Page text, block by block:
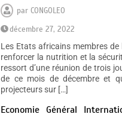
parCONGOLEO
décembre 27, 2022
Les Etats africains membres de
renforcer la nutrition et la
ressort d’une réunion de trois
de ce mois de décembre et
projecteurs sur […]
Economie Général